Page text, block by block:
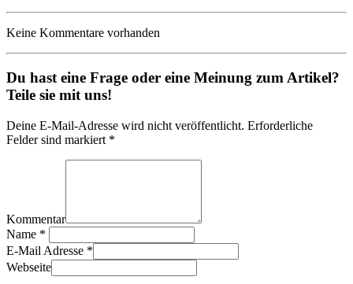
Keine Kommentare vorhanden
Du hast eine Frage oder eine Meinung zum Artikel?
Teile sie mit uns!
Deine E-Mail-Adresse wird nicht veröffentlicht. Erforderliche
Felder sind markiert *
Kommentar
Name *
E-Mail Adresse *
Webseite